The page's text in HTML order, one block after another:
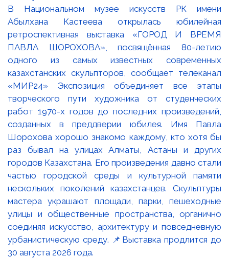
В Национальном музее искусств РК имени
Абылхана Кастеева открылась юбилейная
ретроспективная выставка «ГОРОД И ВРЕМЯ
ПАВЛА ШОРОХОВА», посвящённая 80-летию
одного из самых известных современных
казахстанских скульпторов, сообщает телеканал
«МИР24» Экспозиция объединяет все этапы
творческого пути художника от студенческих
работ 1970-х годов до последних произведений,
созданных в преддверии юбилея. Имя Павла
Шорохова хорошо знакомо каждому, кто хотя бы
раз бывал на улицах Алматы, Астаны и других
городов Казахстана. Его произведения давно стали
частью городской среды и культурной памяти
нескольких поколений казахстанцев. Скульптуры
мастера украшают площади, парки, пешеходные
улицы и общественные пространства, органично
соединяя искусство, архитектуру и повседневную
урбанистическую среду. 📌Выставка продлится до
30 августа 2026 года.